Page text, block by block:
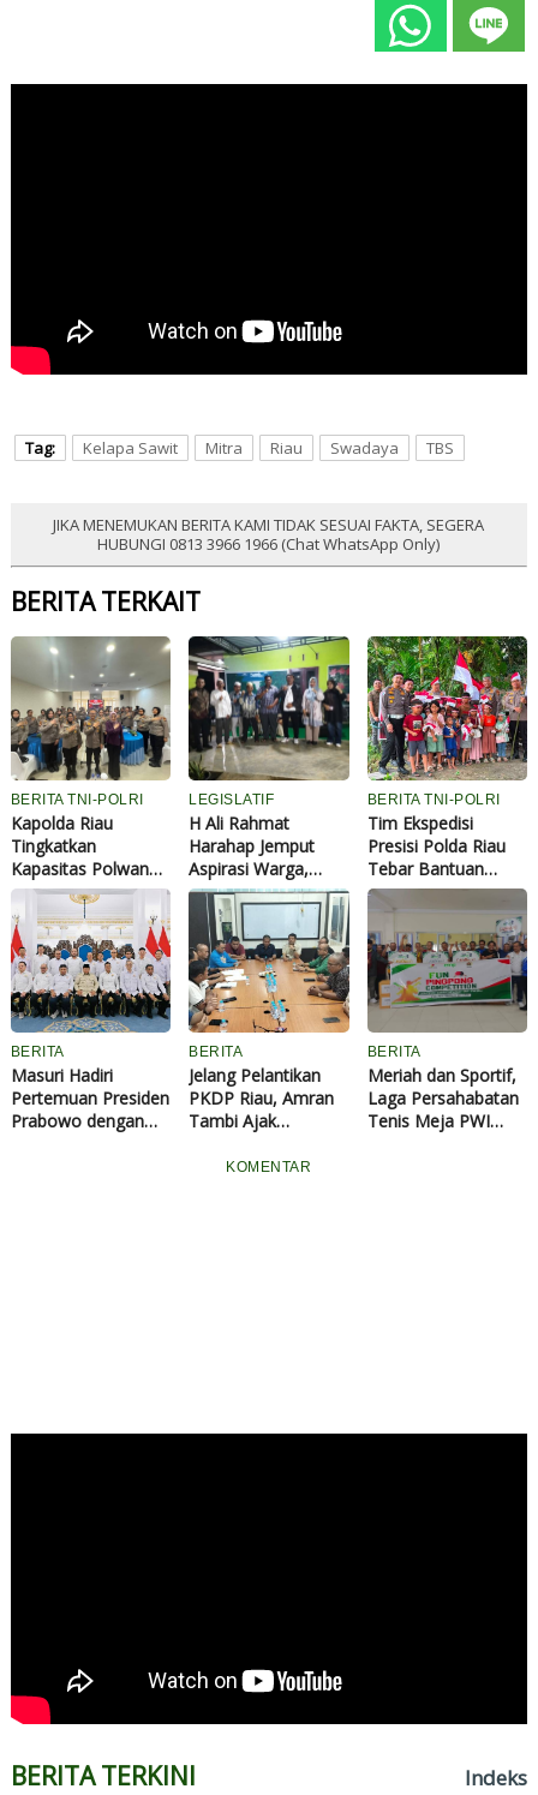
Tag: Kelapa Sawit Mitra Riau Swadaya TBS
JIKA MENEMUKAN BERITA KAMI TIDAK SESUAI FAKTA, SEGERA
HUBUNGI 0813 3966 1966 (Chat WhatsApp Only)
BERITA TERKAIT
BERITA TNI-POLRI
Kapolda Riau
Tingkatkan
Kapasitas Polwan
Lewat Pelatihan
Public Speaking, 70
Personel Dibekali
Kemampuan
Komunikasi
Profesional
LEGISLATIF
H Ali Rahmat
Harahap Jemput
Aspirasi Warga,
Berbagai Keluhan
Kampung
Mengemuka Saat
Reses
BERITA TNI-POLRI
Tim Ekspedisi
Presisi Polda Riau
Tebar Bantuan
hingga Tanam 180
Pohon di Kampung
Suku Talang Mamak
Inhu
BERITA
Masuri Hadiri
Pertemuan Presiden
Prabowo dengan
BERITA
Jelang Pelantikan
PKDP Riau, Amran
Tambi Ajak
Bangun Daerah
BERITA
Meriah dan Sportif,
Laga Persahabatan
Tenis Meja PWI
KOMENTAR
BERITA TERKINI Indeks